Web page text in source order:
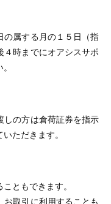
の属する月の１５日（指
時までにオアシスサポ
しの方は倉荷証券を指示
ただきます。
ともできます。
取引に利用することも